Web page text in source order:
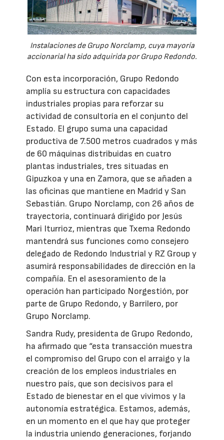
Instalaciones de Grupo Norclamp, cuya mayoría
accionarial ha sido adquirida por Grupo Redondo.
Con esta incorporación, Grupo Redondo
amplía su estructura con capacidades
industriales propias para reforzar su
actividad de consultoría en el conjunto del
Estado. El grupo suma una capacidad
productiva de 7.500 metros cuadrados y más
de 60 máquinas distribuidas en cuatro
plantas industriales, tres situadas en
Gipuzkoa y una en Zamora, que se añaden a
las oficinas que mantiene en Madrid y San
Sebastián. Grupo Norclamp, con 26 años de
trayectoria, continuará dirigido por Jesús
Mari Iturrioz, mientras que Txema Redondo
mantendrá sus funciones como consejero
delegado de Redondo Industrial y RZ Group y
asumirá responsabilidades de dirección en la
compañía. En el asesoramiento de la
operación han participado Norgestión, por
parte de Grupo Redondo, y Barrilero, por
Grupo Norclamp.
Sandra Rudy, presidenta de Grupo Redondo,
ha afirmado que “esta transacción muestra
el compromiso del Grupo con el arraigo y la
creación de los empleos industriales en
nuestro país, que son decisivos para el
Estado de bienestar en el que vivimos y la
autonomía estratégica. Estamos, además,
en un momento en el que hay que proteger
la industria uniendo generaciones, forjando